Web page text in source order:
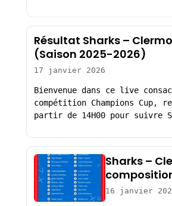
Résultat Sharks –
(Saison 2025-2026)
17 janvier 2026
Bienvenue dans ce live
compétition Champions Cup,
partir de 14H00 pour suivre
Sharks –
16 janvier